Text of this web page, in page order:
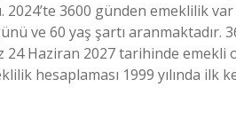
3600 günden emeklilik
ve 60 yaş şartı
24 Haziran 2027 tarihinde emekli
hesaplaması 1999 yılında ilk